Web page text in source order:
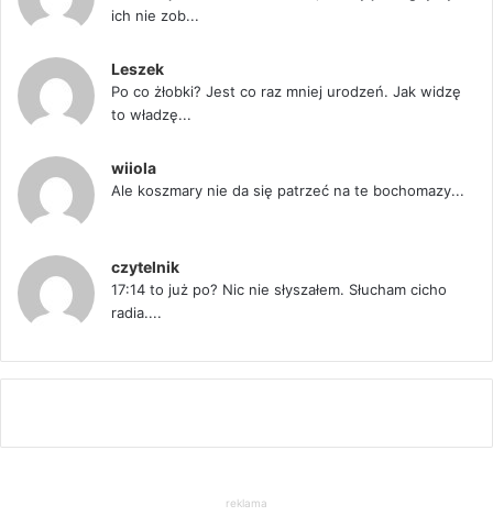
ich nie zob...
Leszek
Po co żłobki? Jest co raz mniej urodzeń. Jak widzę
to władzę...
wiiola
Ale koszmary nie da się patrzeć na te bochomazy...
czytelnik
17:14 to już po? Nic nie słyszałem. Słucham cicho
radia....
reklama